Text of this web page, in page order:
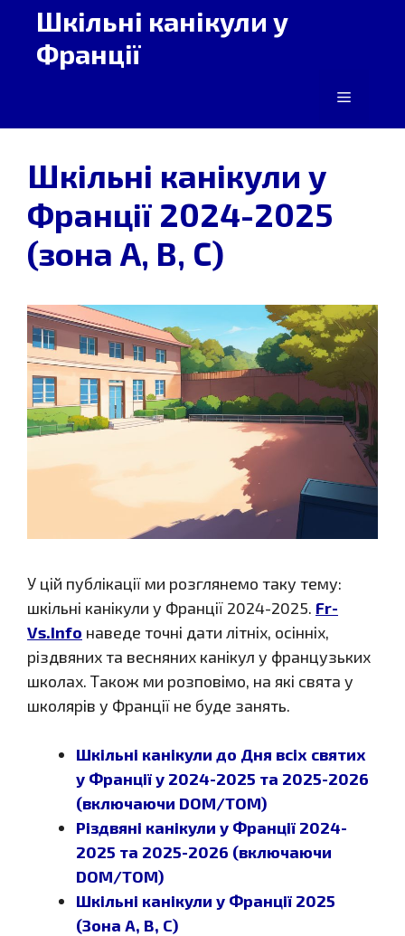
Перейти
вмісту
Шкільні канікули у
Франції
Меню
Шкільні канікули у
Франції 2024-2025
(зона A, B, C)
У цій публікації ми розглянемо таку тему:
шкільні канікули у Франції 2024-2025. Fr-
Vs.Info наведе точні дати літніх, осінніх,
різдвяних та весняних канікул у французьких
школах. Також ми розповімо, на які свята у
школярів у Франції не буде занять.
Шкільні канікули до Дня всіх святих
у Франції у 2024-2025 та 2025-2026
(включаючи DOM/TOM)
Різдвяні канікули у Франції 2024-
2025 та 2025-2026 (включаючи
DOM/TOM)
Шкільні канікули у Франції 2025
(Зона A, B, C)